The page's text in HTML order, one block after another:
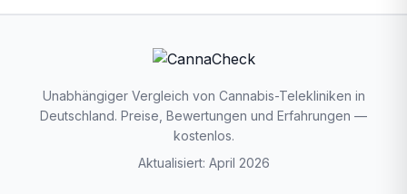
Unabhängiger Vergleich von Cannabis-Telekliniken in
Deutschland. Preise, Bewertungen und Erfahrungen —
kostenlos.
Aktualisiert: April 2026